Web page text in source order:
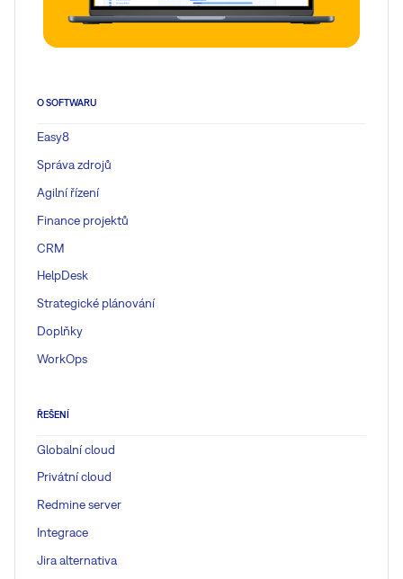
O SOFTWARU
Easy8
Správa zdrojů
Agilní řízení
Finance projektů
CRM
HelpDesk
Strategické plánování
Doplňky
WorkOps
ŘEŠENÍ
Globalní cloud
Privátní cloud
Redmine server
Integrace
Jira alternativa